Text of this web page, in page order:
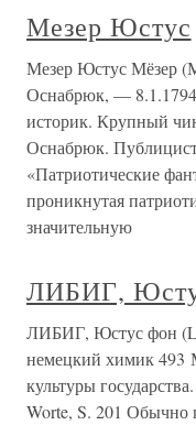
Мезер Юстус
Мезер Юстус Мёзер
Оснабрюк, —
историк. Крупный
Оснабрюк.
«Патриотические
проникнутая
значительную
ЛИБИГ,
ЛИБИГ, Юстус фон
немецкий химик 493
культуры
Worte, S. 201 Обычно